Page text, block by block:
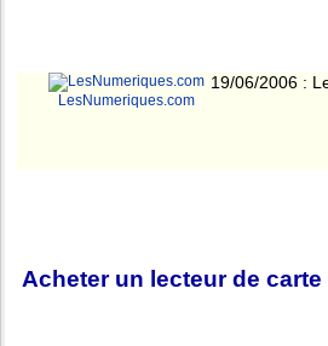
LesNumeriques.com
19/06/2006 :
Acheter un lecteur de